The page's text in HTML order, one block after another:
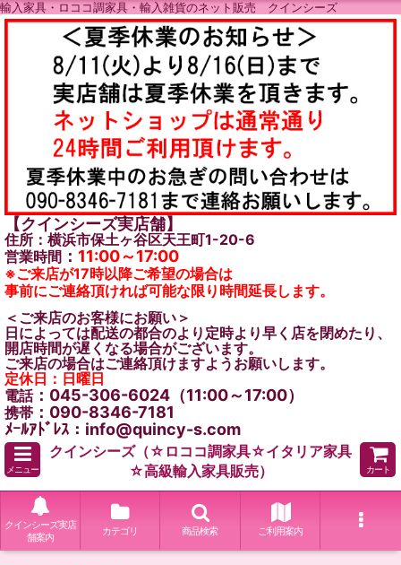
輸入家具・ロココ調家具・輸入雑貨のネット販売 クインシーズ
【クインシーズ実店舗】
住所：横浜市保土ヶ谷区天王町1-20-6
営業時間 ： 11:00～17:00
※ご来店が17時以降ご希望の場合は
事前にご連絡頂ければ可能な限り時間延長します。
＜ご来店のお客様にお願い＞
日によっては配送の都合のより定時より早く店を閉めたり、
開店時間が遅くなる場合がございます。
ご来店の場合はご連絡頂けますようお願いします。
定休日：日曜日
電話：045-306-6024（11:00～17:00）
携帯 ：090-8346-7181
ﾒｰﾙｱﾄﾞﾚｽ：info@quincy-s.com
メニュー
クインシーズ（☆ロココ調家具☆イタリア家具
☆高級輸入家具販売）
カート
クインシーズ実店
舗案内
カテゴリ 商品検索 ご利用案内